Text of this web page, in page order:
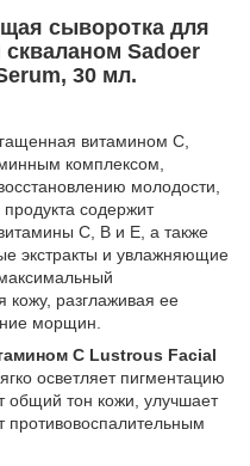
сыворотка для
Sadoer
30 мл.
витамином С,
комплексом,
молодости,
содержит
С, В и Е, а также
экстракты и увлажняющие
кожу, разглаживая ее
морщин.
С Lustrous Facial
осветляет пигментацию
общий тон кожи, улучшает